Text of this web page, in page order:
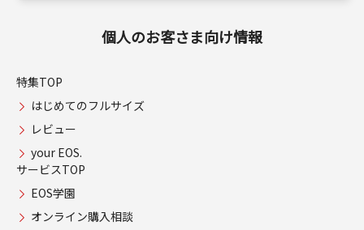
個人のお客さま向け情報
特集TOP
はじめてのフルサイズ
レビュー
your EOS.
サービスTOP
EOS学園
オンライン購入相談